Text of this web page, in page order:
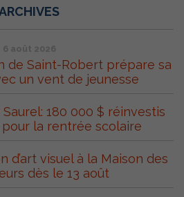
6 août 2026
de Saint-Robert prépare sa
un vent de jeunesse
180 000 $ réinvestis
la rentrée scolaire
d’art visuel à la Maison des
dès le 13 août